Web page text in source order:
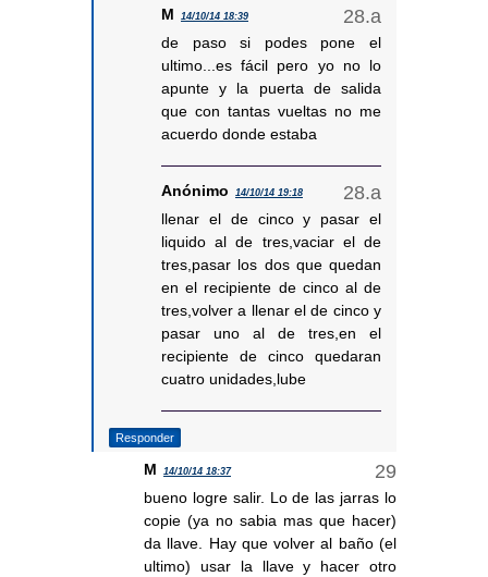
M 14/10/14 18:39
de paso si podes pone el
ultimo...es fácil pero yo no lo
apunte y la puerta de salida
que con tantas vueltas no me
acuerdo donde estaba
Anónimo 14/10/14 19:18
llenar el de cinco y pasar el
liquido al de tres,vaciar el de
tres,pasar los dos que quedan
en el recipiente de cinco al de
tres,volver a llenar el de cinco y
pasar uno al de tres,en el
recipiente de cinco quedaran
cuatro unidades,lube
Responder
M 14/10/14 18:37
bueno logre salir. Lo de las jarras lo
copie (ya no sabia mas que hacer)
da llave. Hay que volver al baño (el
ultimo) usar la llave y hacer otro